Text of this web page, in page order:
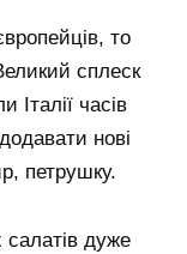
то
сплеск
Італії часів
нові
петрушку.
салатів дуже